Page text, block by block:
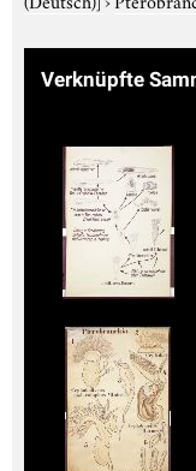
Verknüpfte